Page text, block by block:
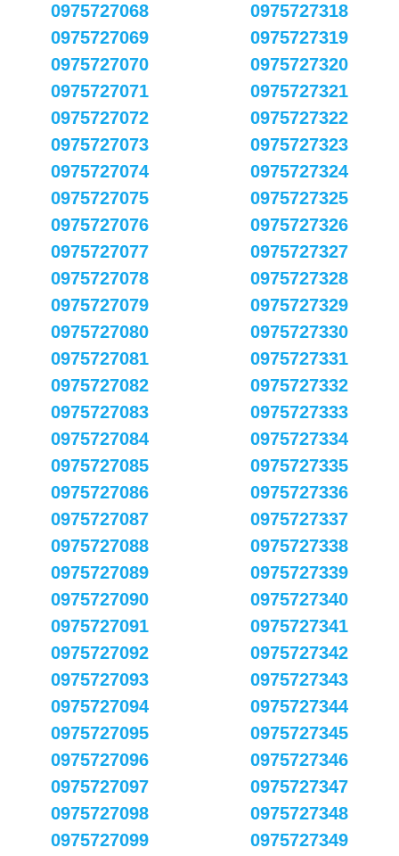
0975727068
0975727069
0975727070
0975727071
0975727072
0975727073
0975727074
0975727075
0975727076
0975727077
0975727078
0975727079
0975727080
0975727081
0975727082
0975727083
0975727084
0975727085
0975727086
0975727087
0975727088
0975727089
0975727090
0975727091
0975727092
0975727093
0975727094
0975727095
0975727096
0975727097
0975727098
0975727099
0975727318
0975727319
0975727320
0975727321
0975727322
0975727323
0975727324
0975727325
0975727326
0975727327
0975727328
0975727329
0975727330
0975727331
0975727332
0975727333
0975727334
0975727335
0975727336
0975727337
0975727338
0975727339
0975727340
0975727341
0975727342
0975727343
0975727344
0975727345
0975727346
0975727347
0975727348
0975727349